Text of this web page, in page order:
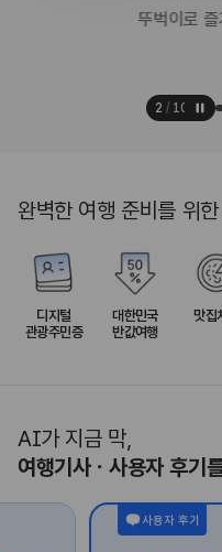
뚜벅이로
2 / 10
완벽한 여행 준비를 위
디지털
관광주민증
대한민국
반값여행
맛집
AI가 지금 막,
여행기사ㆍ사용자 후기
사용자 후기